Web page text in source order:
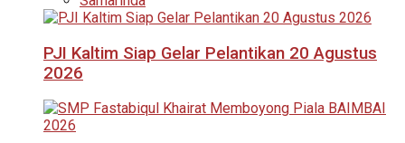
PJI Kaltim Siap Gelar Pelantikan 20 Agustus
2026